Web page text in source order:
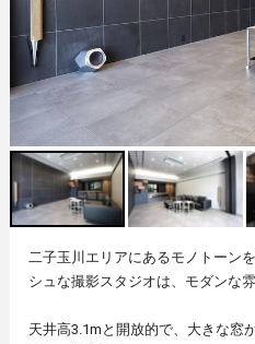
二子玉川エリアにあるモノトーン
シュな撮影スタジオは、モダンな雰
天井高3.1mと開放的で、大きな窓